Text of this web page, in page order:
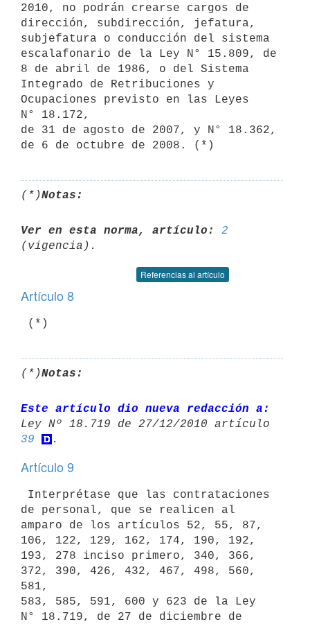
2010, no podrán crearse cargos de
dirección, subdirección, jefatura,
subjefatura o conducción del sistema
escalafonario de la Ley N° 15.809, de
8 de abril de 1986, o del Sistema
Integrado de Retribuciones y
Ocupaciones previsto en las Leyes
N° 18.172,
de 31 de agosto de 2007, y N° 18.362,
de 6 de octubre de 2008. (*)
(*)Notas:
Ver en esta norma, artículo:
2
Referencias al artículo
Artículo 8
(*)Notas:
Este artículo dio nueva redacción a:
39
Artículo 9
Interprétase que las contrataciones
de personal, que se realicen al
amparo de los artículos 52, 55, 87,
106, 122, 129, 162, 174, 190, 192,
193, 278 inciso primero, 340, 366,
372, 390, 426, 432, 467, 498, 560,
581,
583, 585, 591, 600 y 623 de la Ley
N° 18.719, de 27 de diciembre de